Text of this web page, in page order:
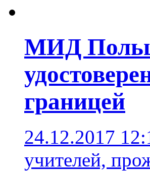
МИД
границей
24.12.2017
учителей,